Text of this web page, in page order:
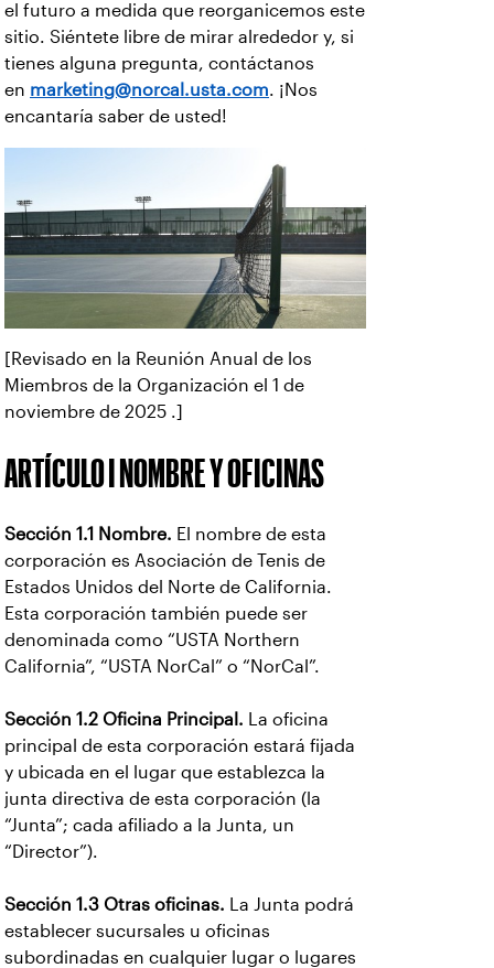
el futuro a medida que reorganicemos este
sitio. Siéntete libre de mirar alrededor y, si
tienes alguna pregunta, contáctanos
en marketing@norcal.usta.com. ¡Nos
encantaría saber de usted!
[Revisado en la Reunión Anual de los
Miembros de la Organización el 1 de
noviembre de 2025 .]
ARTÍCULO I NOMBRE Y OFICINAS
Sección 1.1 Nombre. El nombre de esta
corporación es Asociación de Tenis de
Estados Unidos del Norte de California.
Esta corporación también puede ser
denominada como “USTA Northern
California”, “USTA NorCal” o “NorCal”.
Sección 1.2 Oficina Principal. La oficina
principal de esta corporación estará fijada
y ubicada en el lugar que establezca la
junta directiva de esta corporación (la
“Junta”; cada afiliado a la Junta, un
“Director”).
Sección 1.3 Otras oficinas. La Junta podrá
establecer sucursales u oficinas
subordinadas en cualquier lugar o lugares